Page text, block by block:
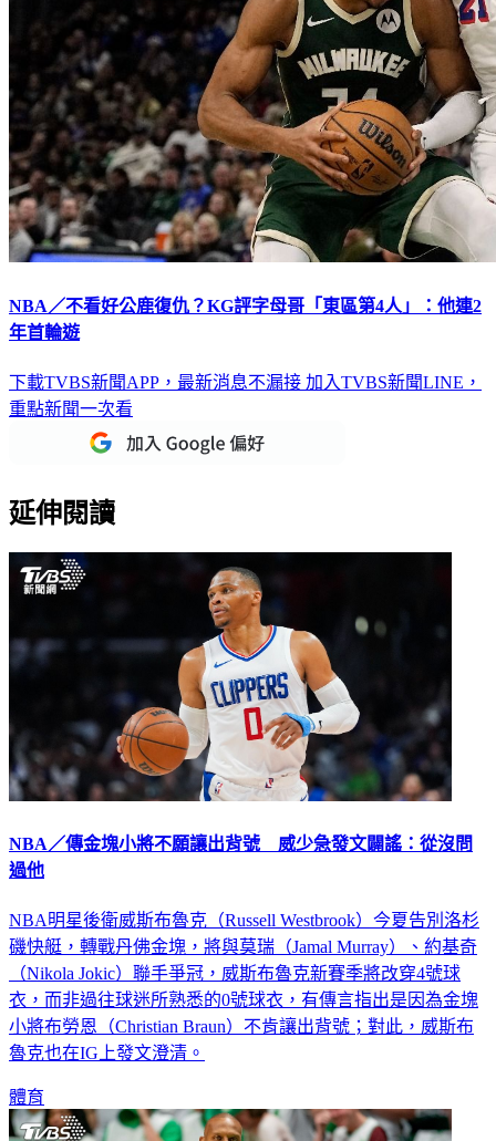
NBA／不看好公鹿復仇？KG評字母哥「東區第4人」：他連2
年首輪遊
下載TVBS新聞APP，最新消息不漏接 加入TVBS新聞LINE，
重點新聞一次看
延伸閱讀
NBA／傳金塊小將不願讓出背號 威少急發文闢謠：從沒問
過他
NBA明星後衛威斯布魯克（Russell Westbrook）今夏告別洛杉
磯快艇，轉戰丹佛金塊，將與莫瑞（Jamal Murray）、約基奇
（Nikola Jokic）聯手爭冠，威斯布魯克新賽季將改穿4號球
衣，而非過往球迷所熟悉的0號球衣，有傳言指出是因為金塊
小將布勞恩（Christian Braun）不肯讓出背號；對此，威斯布
魯克也在IG上發文澄清。
體育